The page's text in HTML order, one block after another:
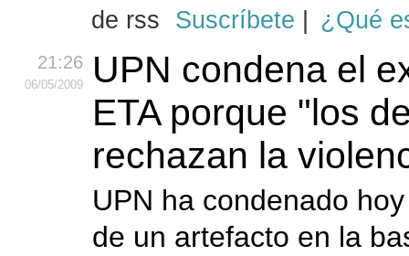
Suscríbete ¿Qué
21:26
06/05/2009
UPN condena el
ETA porque "los
rechazan la
UPN ha condenado
de un artefacto en la